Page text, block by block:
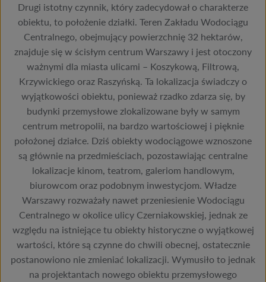
Drugi istotny czynnik, który zadecydował o charakterze
obiektu, to położenie działki. Teren Zakładu Wodociągu
Centralnego, obejmujący powierzchnię 32 hektarów,
znajduje się w ścisłym centrum Warszawy i jest otoczony
ważnymi dla miasta ulicami – Koszykową, Filtrową,
Krzywickiego oraz Raszyńską. Ta lokalizacja świadczy o
wyjątkowości obiektu, ponieważ rzadko zdarza się, by
budynki przemysłowe zlokalizowane były w samym
centrum metropolii, na bardzo wartościowej i pięknie
położonej działce. Dziś obiekty wodociągowe wznoszone
są głównie na przedmieściach, pozostawiając centralne
lokalizacje kinom, teatrom, galeriom handlowym,
biurowcom oraz podobnym inwestycjom. Władze
Warszawy rozważały nawet przeniesienie Wodociągu
Centralnego w okolice ulicy Czerniakowskiej, jednak ze
względu na istniejące tu obiekty historyczne o wyjątkowej
wartości, które są czynne do chwili obecnej, ostatecznie
postanowiono nie zmieniać lokalizacji. Wymusiło to jednak
na projektantach nowego obiektu przemysłowego